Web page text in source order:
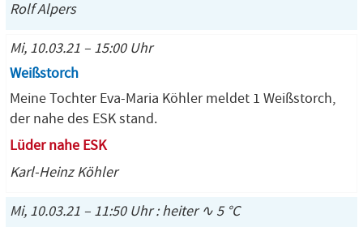
Rolf Alpers
Mi, 10.03.21 – 15:00 Uhr
Weißstorch
Meine Tochter Eva-Maria Köhler meldet 1 Weißstorch,
der nahe des ESK stand.
Lüder nahe ESK
Karl-Heinz Köhler
Mi, 10.03.21 – 11:50 Uhr : heiter ∿ 5 °C